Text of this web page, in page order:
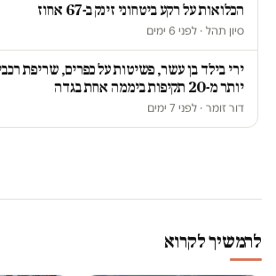
הכלואות על רקע ביטחוני זינק ב-67 אחוז
סיון תהל · לפני 6 ימים
ירי בילד בן עשר, פשיטות על כפרים, שריפת
יותר מ-20 תקיפות ביממה אחת בגדה
דור זומר · לפני 7 ימים
להמשיך לקרוא